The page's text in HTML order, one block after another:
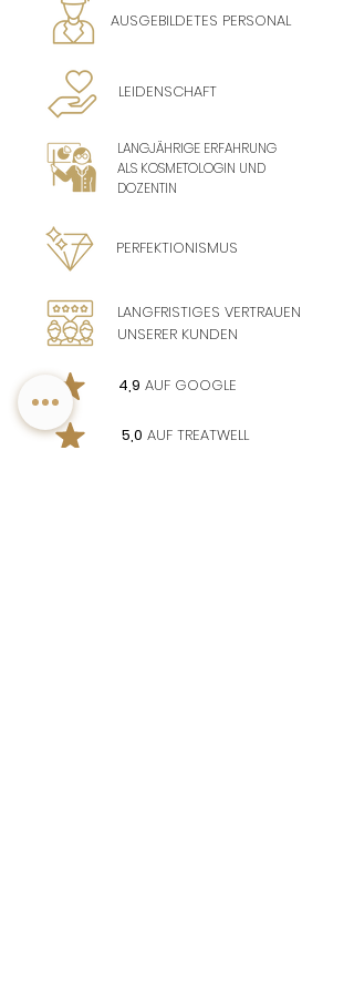
AUSGEBILDETES PERSONAL
LEIDENSCHAFT
LANGJÄHRIGE ERFAHRUNG
ALS KOSMETOLOGIN UND
DOZENTIN
PERFEKTIONISMUS
LANGFRISTIGES VERTRAUEN
UNSERER KUNDEN
4,9 AUF GOOGLE
5,0 AUF TREATWELL